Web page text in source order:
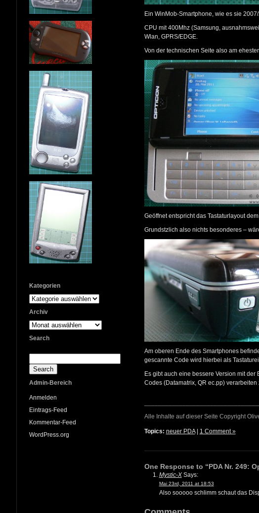
Kategorien
Kategorien
Archiv
Archiv
Search
Admin-Bereich
Anmelden
Eintrags-Feed
Kommentar-Feed
WordPress.org
Ein WinMob-Smartphone, wie es sie
CPU mit 400Mhz (Samsung,
Wlan, GPRS/EDGE.
Von der technischen Seite also am
Geöffnet entspricht das Tastaturlayout
Grundstzlich also nichts besonderes –
Am oberen Ende des Smartphones
gescannte Code wird hierbei als
Es gibt auch eine bessere Version mit
Codes (Datamatrix, QR ec.pp) verarbeiten
Alle Inhalte auf dieser Seite Copyright
Topics: neuer PDA| 1 Comment »
One Response to “PDA Nr. 249:
Mystic-XSays:
Mai 23rd, 2011 at 18:53
Also sooooo schlimm schaut das